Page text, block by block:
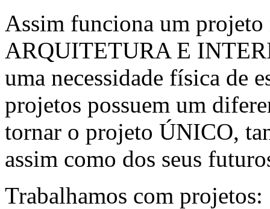
Assim funciona um
ARQUITETURA E
uma necessidade física de
projetos possuem um
tornar o projeto ÚNICO,
assim como dos seus
Trabalhamos com projetos: